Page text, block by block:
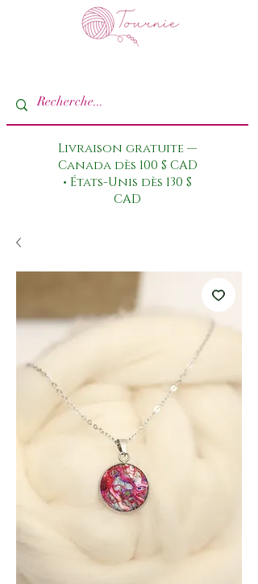
Livraison gratuite —
Canada dès 100 $ CAD
• États-Unis dès 130 $
CAD